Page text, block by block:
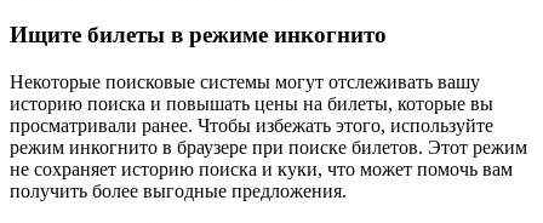
Ищите билеты в режиме инкогнито
Некоторые поисковые системы могут отслеживать вашу
историю поиска и повышать цены на билеты, которые вы
просматривали ранее. Чтобы избежать этого, используйте
режим инкогнито в браузере при поиске билетов. Этот режим
не сохраняет историю поиска и куки, что может помочь вам
получить более выгодные предложения.